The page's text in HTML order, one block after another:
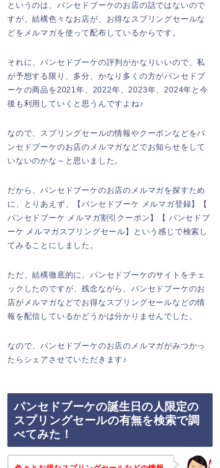
というのは、パンセドブーケのお店の話ではないので
すが、結構色々なお店が、お得なスプリングセールな
どをメルマガを使って配布しているからです。
それに、パンセドブーケの評判がかなりいいので、私
が予想する限り、多分、かなり多くの方がパンセドブ
ーケの商品を2021年、2022年、2023年、2024年と今
後も利用していくと思うんですよね♪
なので、スプリングセールの情報やクーポンなどをパ
ンセドブーケのお店のメルマガなどでお知らせをして
いないのかな～と思いました。
だから、パンセドブーケのお店のメルマガを探すため
に、とりあえず、【パンセドブーケ メルマガ登録】【
パンセドブーケ メルマガ割引クーポン】【 パンセドブ
ーケ メルマガスプリングセール】という感じで検索し
てみることにしました。
ただ、結構徹底的に、パンセドブーケのサイトをチェ
ックしたのですが、残念ながら、パンセドブーケのお
店がメルマガなどでお得なスプリングセールなどの情
報を配信しているかどうかは分かりませんでした。
なので、パンセドブーケのお店のメルマガがみつかっ
たらシェアさせていただきます♪
パンセドブーケの誕生日の人限定の
スプリングセールの有無を検索で調
べてみた！